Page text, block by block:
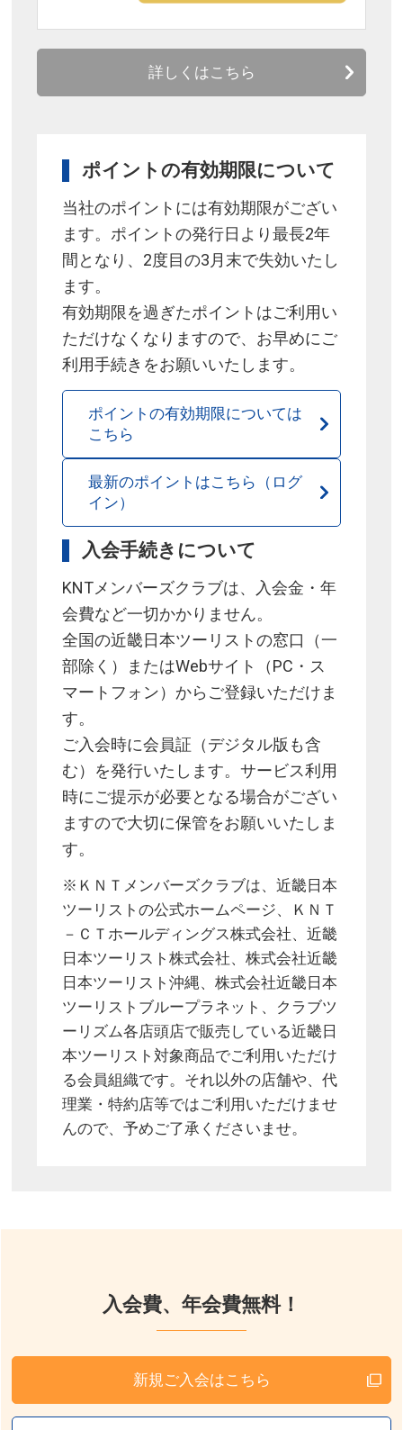
詳しくはこちら
ポイントの有効期限について
当社のポイントには有効期限がござい
ます。ポイントの発行日より最長2年
間となり、2度目の3月末で失効いたし
ます。
有効期限を過ぎたポイントはご利用い
ただけなくなりますので、お早めにご
利用手続きをお願いいたします。
ポイントの有効期限については
こちら
最新のポイントはこちら（ログ
イン）
入会手続きについて
KNTメンバーズクラブは、入会金・年
会費など一切かかりません。
全国の近畿日本ツーリストの窓口（一
部除く）またはWebサイト（PC・ス
マートフォン）からご登録いただけま
す。
ご入会時に会員証（デジタル版も含
む）を発行いたします。サービス利用
時にご提示が必要となる場合がござい
ますので大切に保管をお願いいたしま
す。
※ＫＮＴメンバーズクラブは、近畿日本
ツーリストの公式ホームページ、ＫＮＴ
－ＣＴホールディングス株式会社、近畿
日本ツーリスト株式会社、株式会社近畿
日本ツーリスト沖縄、株式会社近畿日本
ツーリストブループラネット、クラブツ
ーリズム各店頭店で販売している近畿日
本ツーリスト対象商品でご利用いただけ
る会員組織です。それ以外の店舗や、代
理業・特約店等ではご利用いただけませ
んので、予めご了承くださいませ。
入会費、年会費無料！
新規ご入会はこちら